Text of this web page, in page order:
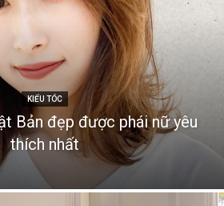
KIỂU TÓC
Bản đẹp được phái nữ yêu
thích nhất